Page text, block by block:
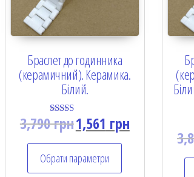
Браслет до годинника
(керамичний). Керамика.
Білий.
Rated
5.00
3,790грн1,561 грн
Обрати параметри